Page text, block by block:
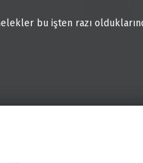
bu işten razı